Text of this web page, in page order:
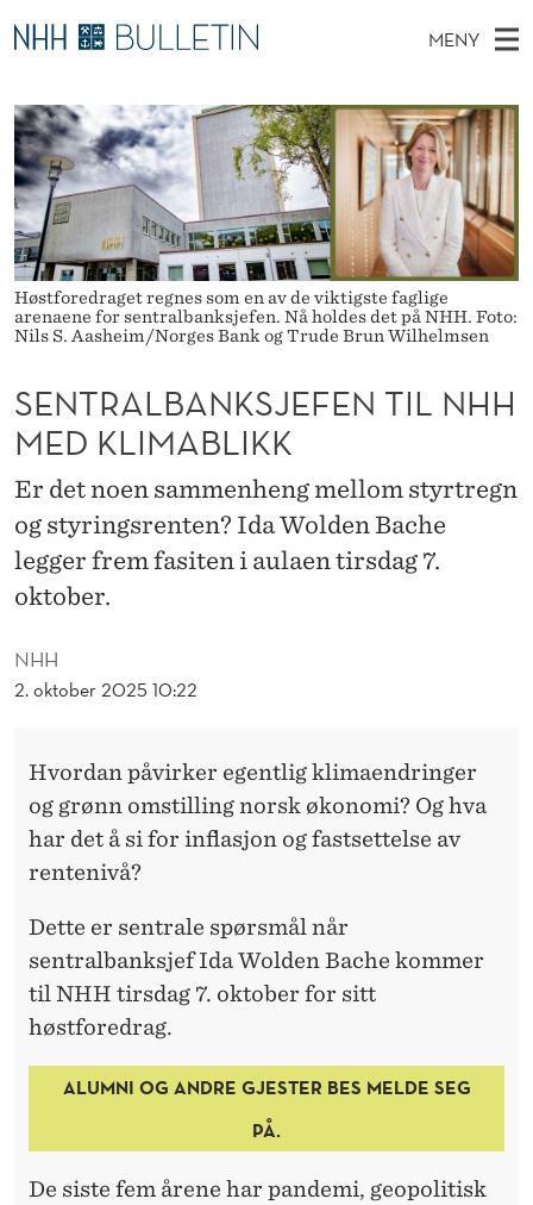
S
E
N
T
R
A
L
B
N
K
S
J
E
E
MENY
O
V
E
D
M
E
N
Ø
K
I
N
E
T
T
S
T
E
D
E
T
Stipendiater og nye forskerprofiler
Disputaser
Ekspertutvalg
Om Bulletin
Høstforedraget regnes som en av de viktigste faglige
arenaene for sentralbanksjefen. Nå holdes det på NHH. Foto:
Nils S. Aasheim/Norges Bank og Trude Brun Wilhelmsen
NHH
2. oktober 2025 10:22
SENTRALBANKSJEFEN TIL NHH
MED KLIMABLIKK
Er det noen sammenheng mellom styrtregn
og styringsrenten? Ida Wolden Bache
legger frem fasiten i aulaen tirsdag 7.
oktober.
Hvordan påvirker egentlig klimaendringer
og grønn omstilling norsk økonomi? Og hva
har det å si for inflasjon og fastsettelse av
rentenivå?
Dette er sentrale spørsmål når
sentralbanksjef Ida Wolden Bache kommer
til NHH tirsdag 7. oktober for sitt
høstforedrag.
ALUMNI OG ANDRE GJESTER BES MELDE SEG
PÅ.
De siste fem årene har pandemi, geopolitisk